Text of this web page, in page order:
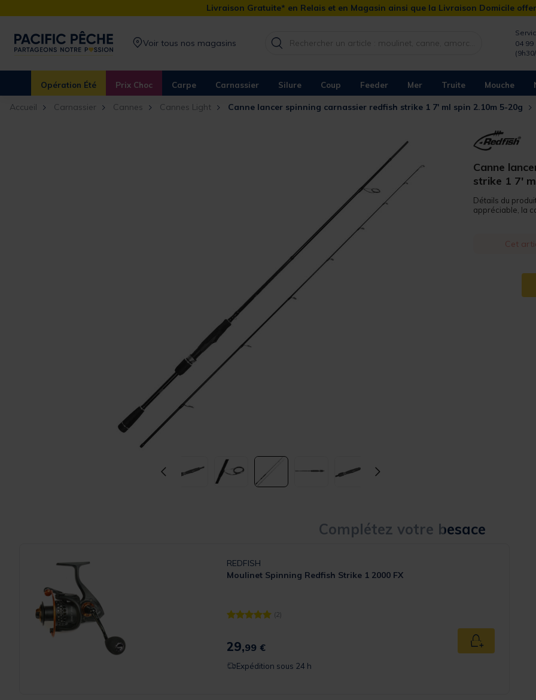
Livraison Gratuite* en Relais et en Magasin ainsi que la Livraison Domicile
Voir tous nos magasins
04 99
Opération Été Prix Choc Carpe Carnassier Silure Coup Feeder Mer Truite Mouche
Accueil Carnassier Cannes Cannes Light Canne lancer spinning carnassier redfish strike 1 7' ml spin 2.10m 5-20g
Canne
strike 1 7'
Détails du
appréciable, la
Cet
Complétez votre besace
REDFISH
Moulinet Spinning Redfish Strike 1 2000 FX
[object Object] out of 5 Customer Rating
(2)
29,99 € Ajouter au
Expédition sous 24 h